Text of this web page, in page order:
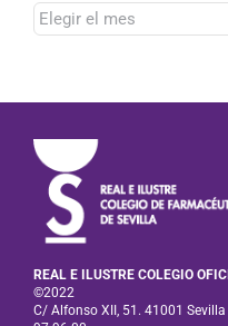
Hemeroteca
REAL E ILUSTRE COLEGIO
©2022
C/ Alfonso XII, 51. 41001 Sevilla